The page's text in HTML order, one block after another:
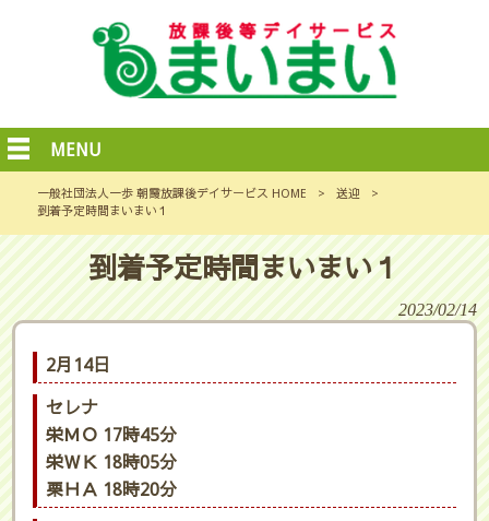
MENU
一般社団法人一歩 朝霞放課後デイサービス HOME > 送迎
>
到着予定時間まいまい１
到着予定時間まいまい１
2023/02/14
2月14日
セレナ
栄ＭＯ 17時45分
栄ＷＫ 18時05分
栗ＨＡ 18時20分